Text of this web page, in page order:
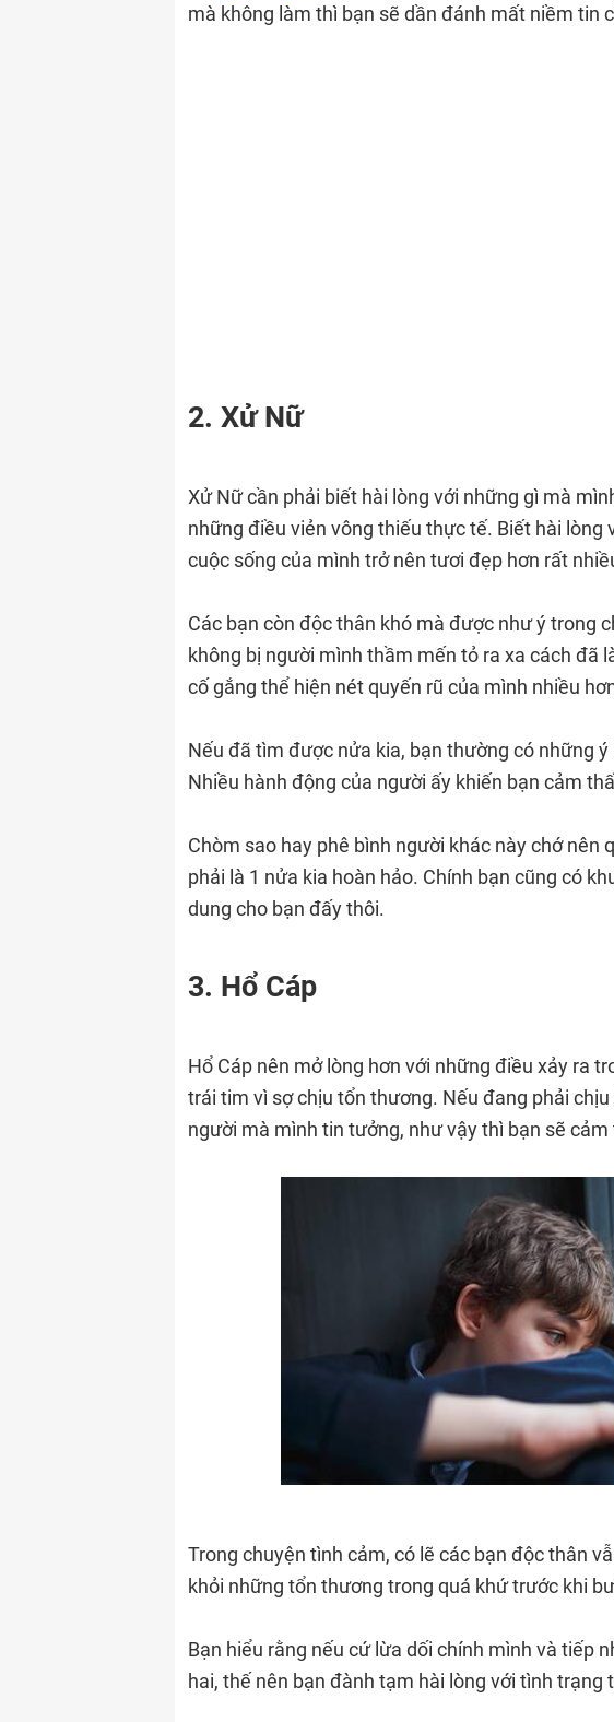
mà không làm thì bạn sẽ dần đánh mất niềm tin
2. Xử Nữ
Xử Nữ cần phải biết hài lòng với những gì mà
những điều viẻn vông thiếu thực tế. Biết hài lòng
cuộc sống của mình trở nên tươi đẹp hơn rất
Các bạn còn độc thân khó mà được như ý trong
không bị người mình thầm mến tỏ ra xa cách đã
cố gắng thể hiện nét quyến rũ của mình nhiều
Nếu đã tìm được nửa kia, bạn thường có những
Nhiều hành động của người ấy khiến bạn cảm
Chòm sao hay phê bình người khác này chớ nên
phải là 1 nửa kia hoàn hảo. Chính bạn cũng có
dung cho bạn đấy thôi.
3. Hổ Cáp
Hổ Cáp nên mở lòng hơn với những điều xảy ra
trái tim vì sợ chịu tổn thương. Nếu đang phải
người mà mình tin tưởng, như vậy thì bạn sẽ
Trong chuyện tình cảm, có lẽ các bạn độc thân
khỏi những tổn thương trong quá khứ trước khi
Bạn hiểu rằng nếu cứ lừa dối chính mình và tiếp
hai, thế nên bạn đành tạm hài lòng với tình trạng